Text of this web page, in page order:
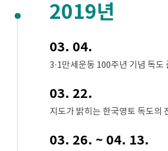
2019년
03. 04.
3·1만세운동 100주년 기념 독도
03. 22.
지도가 밝히는 한국영토 독도의
03. 26. ~ 04. 13.